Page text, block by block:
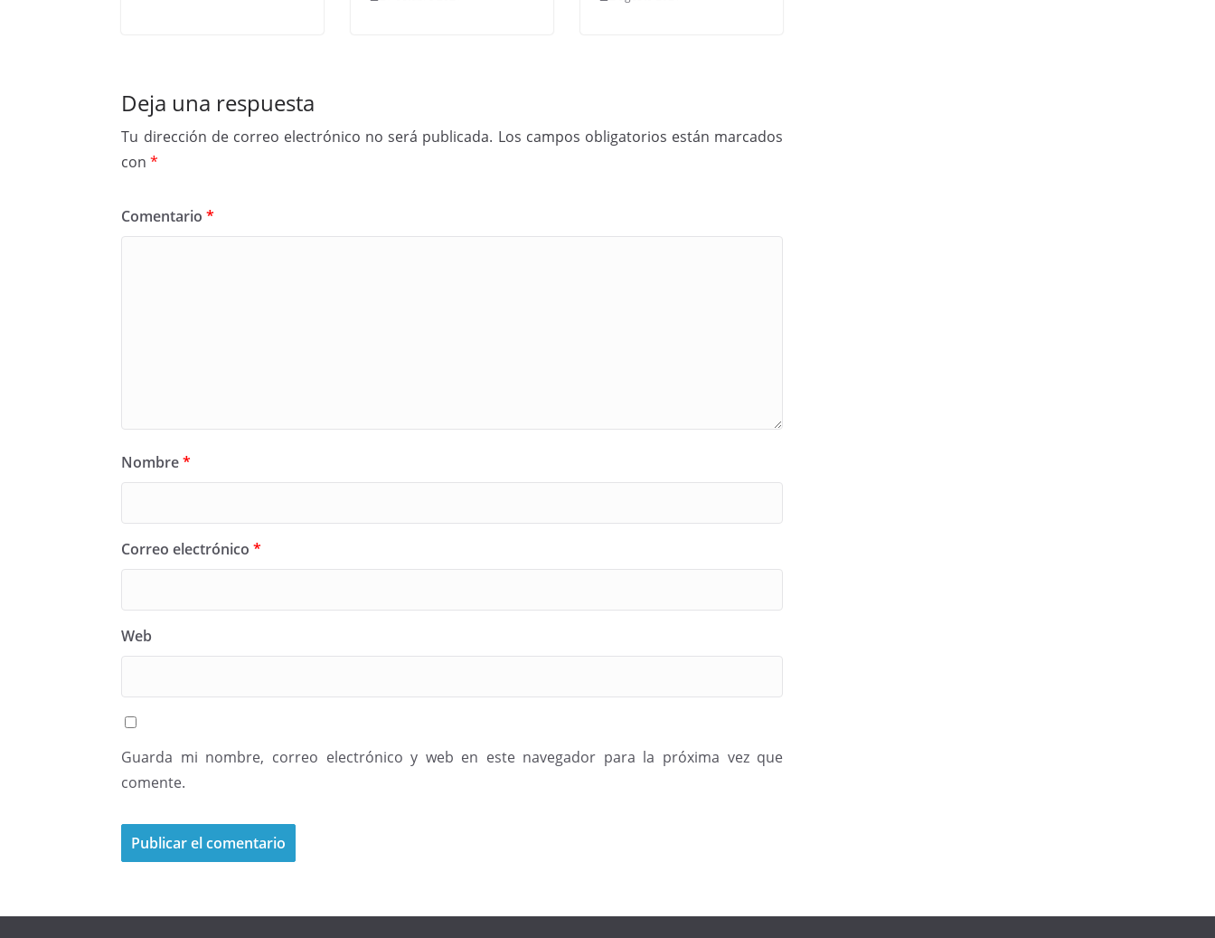
Deja una respuesta
Tu dirección de correo electrónico no será publicada. Los campos obligatorios están marcados
con*
Comentario*
Nombre*
Correo electrónico*
Web
Guarda mi nombre, correo electrónico y web en este navegador para la próxima vez que
comente.